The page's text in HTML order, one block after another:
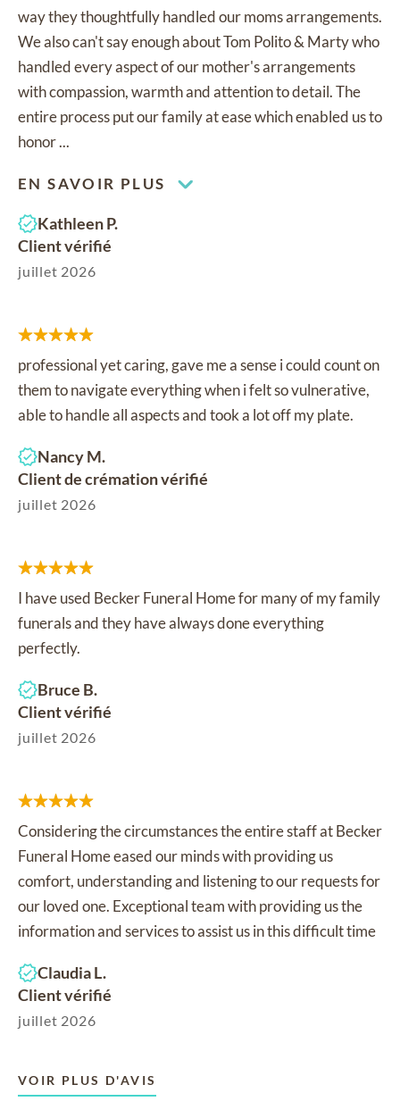
way they thoughtfully handled our moms arrangements.
We also can't say enough about Tom Polito & Marty who
handled every aspect of our mother's arrangements
with compassion, warmth and attention to detail. The
entire process put our family at ease which enabled us to
honor ...
EN SAVOIR PLUS
Kathleen P.
Client vérifié
juillet 2026
professional yet caring, gave me a sense i could count on
them to navigate everything when i felt so vulnerative,
able to handle all aspects and took a lot off my plate.
Nancy M.
Client de crémation vérifié
juillet 2026
I have used Becker Funeral Home for many of my family
funerals and they have always done everything
perfectly.
Bruce B.
Client vérifié
juillet 2026
Considering the circumstances the entire staff at Becker
Funeral Home eased our minds with providing us
comfort, understanding and listening to our requests for
our loved one. Exceptional team with providing us the
information and services to assist us in this difficult time
Claudia L.
Client vérifié
juillet 2026
VOIR PLUS D'AVIS